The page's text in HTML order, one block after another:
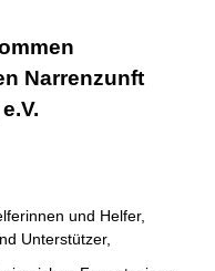
Narrenzunft
und Helfer,
Unterstützer,